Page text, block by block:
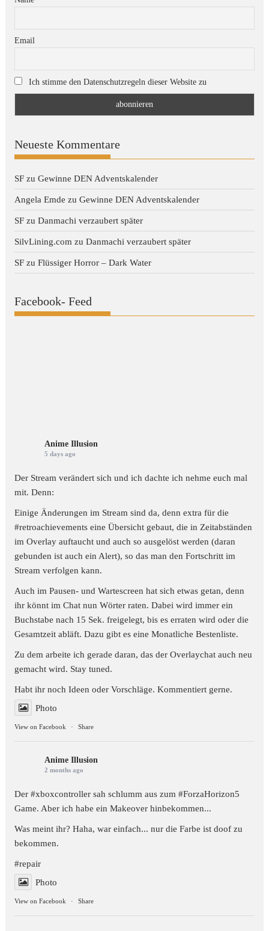
Email
Ich stimme den Datenschutzregeln dieser Website zu
Neueste Kommentare
SF zuGewinne DEN Adventskalender
Angela Emde zuGewinne DEN Adventskalender
SF zuDanmachi verzaubert später
SilvLining.com zuDanmachi verzaubert später
SF zuFlüssiger Horror – Dark Water
Facebook- Feed
Anime Illusion
5 days ago
Der Stream verändert sich und ich dachte ich nehme euch mal
mit. Denn:
Einige Änderungen im Stream sind da, denn extra für die
#retroachievements eine Übersicht gebaut, die in Zeitabständen
im Overlay auftaucht und auch so ausgelöst werden (daran
gebunden ist auch ein Alert), so das man den Fortschritt im
Stream verfolgen kann.
Auch im Pausen- und Wartescreen hat sich etwas getan, denn
ihr könnt im Chat nun Wörter raten. Dabei wird immer ein
Buchstabe nach 15 Sek. freigelegt, bis es erraten wird oder die
Gesamtzeit abläft. Dazu gibt es eine Monatliche Bestenliste.
Zu dem arbeite ich gerade daran, das der Overlaychat auch neu
gemacht wird. Stay tuned.
Habt ihr noch Ideen oder Vorschläge. Kommentiert gerne.
Photo
View on Facebook · Share
Anime Illusion
2 months ago
Der #xboxcontroller sah schlumm aus zum#ForzaHorizon5
Game. Aber ich habe ein Makeover hinbekommen...
Was meint ihr? Haha, war einfach... nur die Farbe ist doof zu
bekommen.
#repair
Photo
View on Facebook · Share